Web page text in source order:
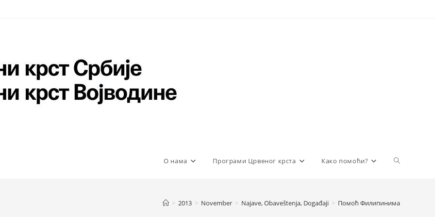
О нама Програми Црвеног крста Како помоћи? Toggle
> 2013 > November > Najave, Obaveštenja, Događaji > Помоћ Филипинима